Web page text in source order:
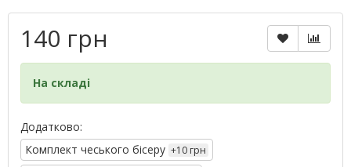
140 грн
На складі
Додатково:
Комплект чеського бісеру +10 грн